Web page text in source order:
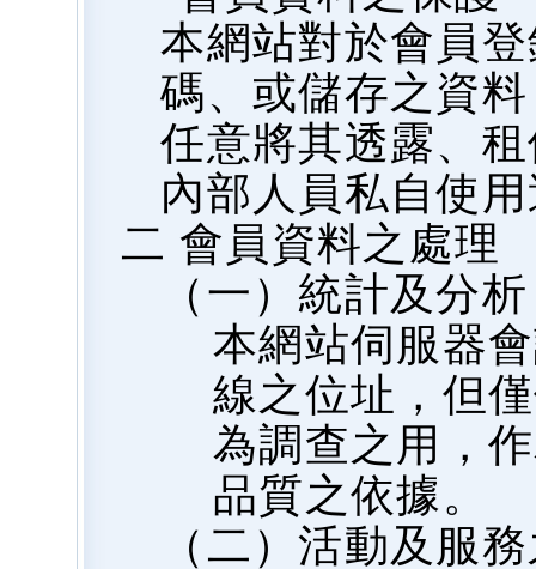
本網站對於會員
碼、或儲存之資
任意將其透露、
內部人員私自使
二 會員資料之處理
（一）統計及分析
本網站伺服器
線之位址，但
為調查之用，
品質之依據。
（二）活動及服